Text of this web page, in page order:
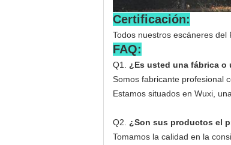
Certificación:
Todos nuestros escáneres del
FAQ:
Q1. ¿Es usted una fábrica o
Somos fabricante profesional
Estamos situados en Wuxi,
Q2. ¿Son sus productos el
Tomamos la calidad en la